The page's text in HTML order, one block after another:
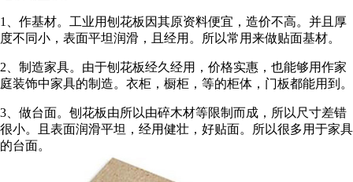
1、作基材。工业用刨花板因其原资料便宜，造价不高。并且厚
度不同小，表面平坦润滑，且经用。所以常用来做贴面基材。
2、制造家具。由于刨花板经久经用，价格实惠，也能够用作家
庭装饰中家具的制造。衣柜，橱柜，等的柜体，门板都能用到。
3、做台面。刨花板由所以由碎木材等限制而成，所以尺寸差错
很小。且表面润滑平坦，经用健壮，好贴面。所以很多用于家具
的台面。